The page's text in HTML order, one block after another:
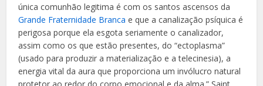
única comunhão legitima é com os santos ascensos da
Grande Fraternidade Branca e que a canalização psíquica é
perigosa porque ela esgota seriamente o canalizador,
assim como os que estão presentes, do “ectoplasma”
(usado para produzir a materialização e a telecinesia), a
energia vital da aura que proporciona um invólucro natural